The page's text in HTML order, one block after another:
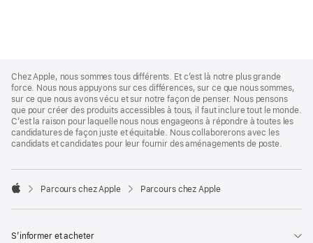
Footer
Chez Apple, nous sommes tous différents. Et c’est là notre plus grande
force. Nous nous appuyons sur ces différences, sur ce que nous sommes,
sur ce que nous avons vécu et sur notre façon de penser. Nous pensons
que pour créer des produits accessibles à tous, il faut inclure tout le monde.
C’est la raison pour laquelle nous nous engageons à répondre à toutes les
candidatures de façon juste et équitable. Nous collaborerons avec les
candidats et candidates pour leur fournir des aménagements de poste.

Parcours chez Apple Parcours chez Apple
S’informer et acheter